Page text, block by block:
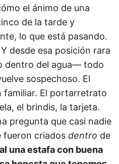
el ánimo de una
de la tarde y
lo que está pasando.
desde esa posición rara
dentro del agua— todo
sospechoso. El
familiar. El portarretrato
el brindis, la tarjeta.
pregunta que casi nadie
fueron criados dentro de
una estafa con buena